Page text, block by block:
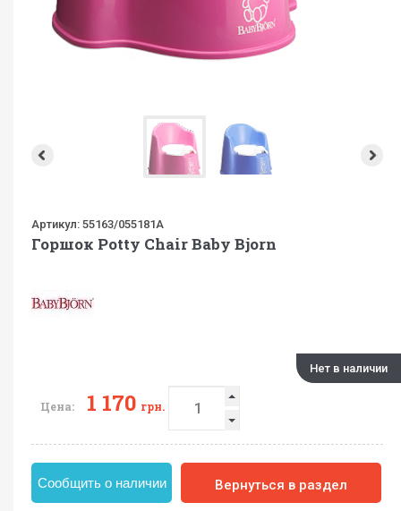
Артикул: 55163/055181А
Горшок Potty Chair Baby Bjorn
Нет в наличии
Цена: 1 170 грн.
Сообщить о наличии Вернуться в раздел